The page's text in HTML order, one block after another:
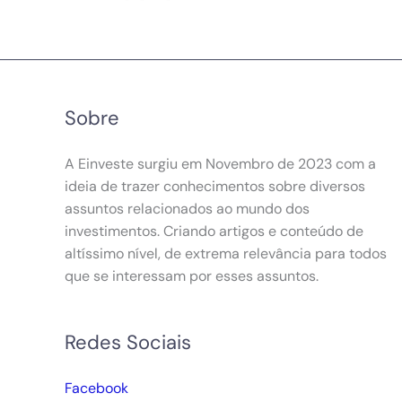
Sobre
A Einveste surgiu em Novembro de 2023 com a
ideia de trazer conhecimentos sobre diversos
assuntos relacionados ao mundo dos
investimentos. Criando artigos e conteúdo de
altíssimo nível, de extrema relevância para todos
que se interessam por esses assuntos.
Redes Sociais
Facebook